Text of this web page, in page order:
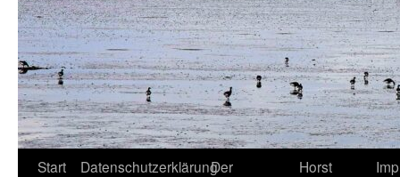
Start DatenschutzerklärungDer
Horst